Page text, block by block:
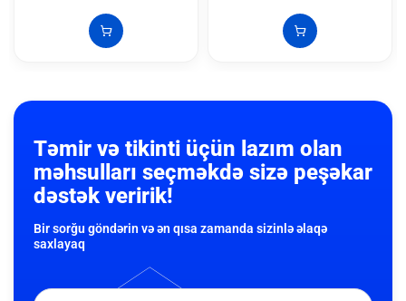
Təmir və tikinti üçün lazım olan
məhsulları seçməkdə sizə peşəkar
dəstək veririk!
Bir sorğu göndərin və ən qısa zamanda sizinlə əlaqə
saxlayaq